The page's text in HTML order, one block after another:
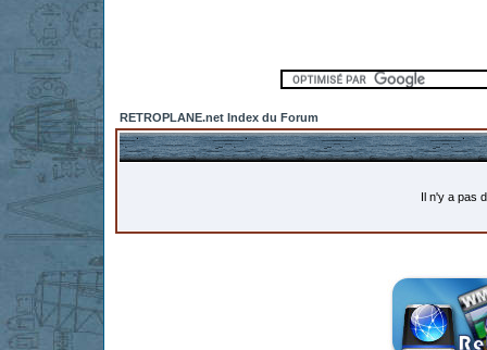
RETROPLANE.net Index du Forum
Il n'y a pas